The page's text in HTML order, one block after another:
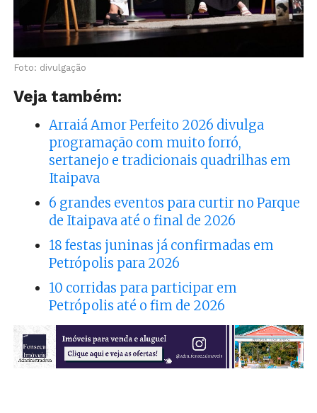
Foto: divulgação
Veja também:
Arraiá Amor Perfeito 2026 divulga
programação com muito forró,
sertanejo e tradicionais quadrilhas em
Itaipava
6 grandes eventos para curtir no Parque
de Itaipava até o final de 2026
18 festas juninas já confirmadas em
Petrópolis para 2026
10 corridas para participar em
Petrópolis até o fim de 2026